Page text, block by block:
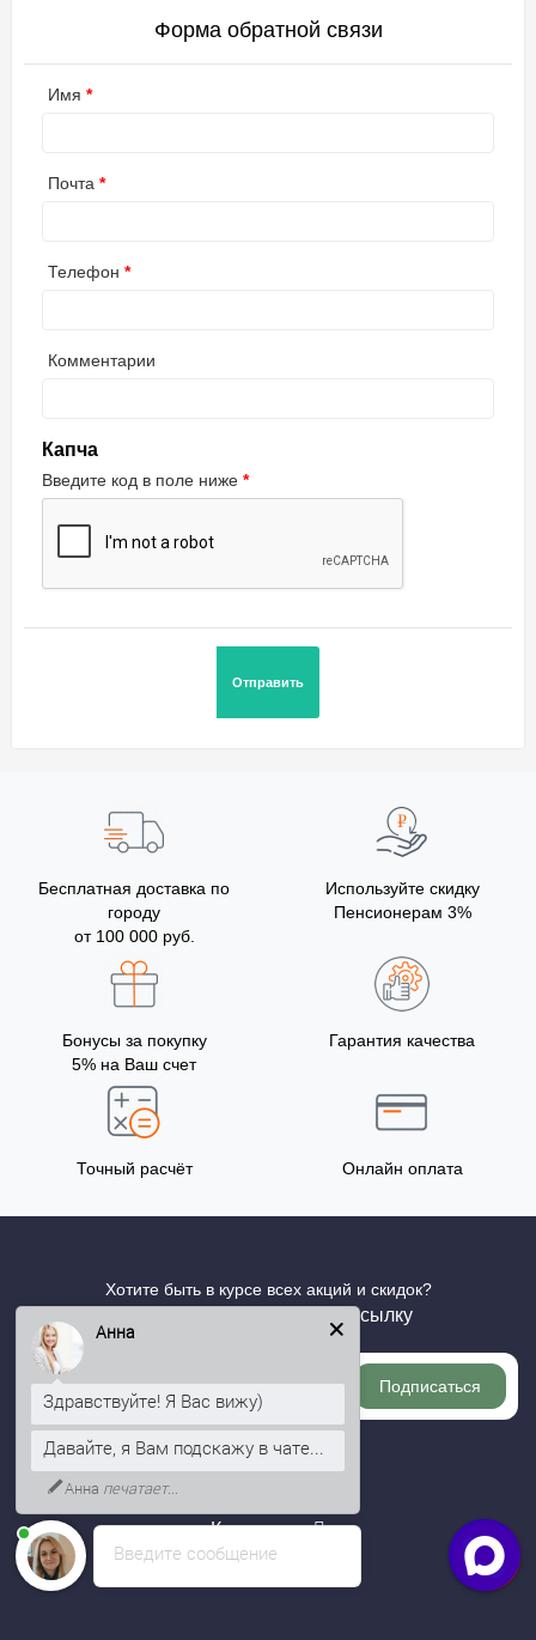
Форма обратной связи
Имя
Почта
Телефон
Комментарии
Капча
Введите код в поле ниже
Бесплатная доставка по
городу
от 100 000 руб.
Используйте скидку
Пенсионерам 3%
Бонусы за покупку
5% на Ваш счет
Гарантия качества
Точный расчёт Онлайн оплата
Хотите быть в курсе всех акций и скидок?
Подпишитесь на нашу рассылку
Подписаться
Категории
Введите сообщение
Анна
Здравствуйте! Я Вас вижу)
Давайте, я Вам подскажу в чате...
Анна печатает...